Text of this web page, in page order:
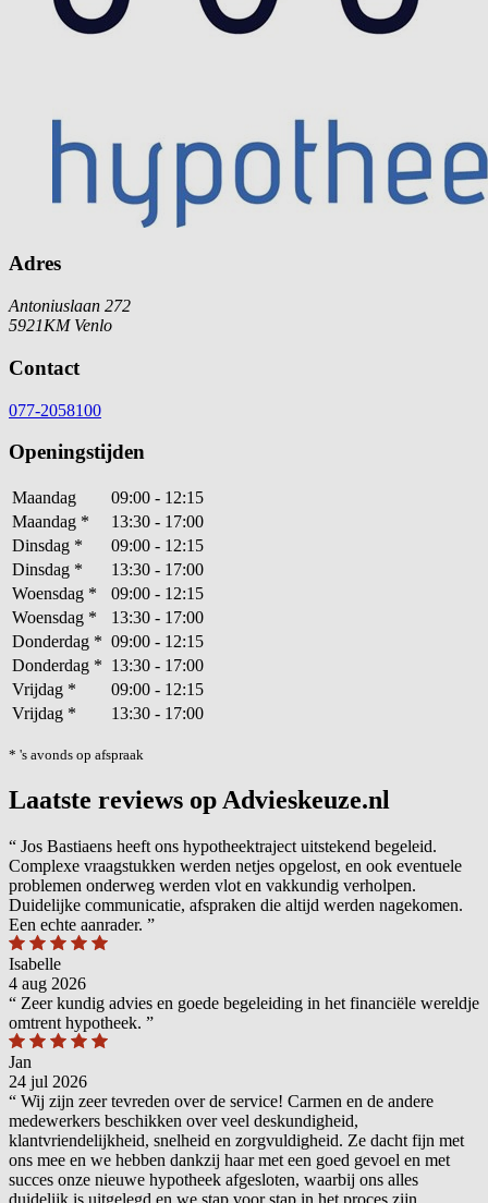
Adres
Antoniuslaan 272
5921KM Venlo
Contact
077-2058100
Openingstijden
Maandag
09:00 - 12:15
Maandag *
13:30 - 17:00
Dinsdag *
09:00 - 12:15
Dinsdag *
13:30 - 17:00
Woensdag *
09:00 - 12:15
Woensdag *
13:30 - 17:00
Donderdag * 09:00 - 12:15
Donderdag * 13:30 - 17:00
Vrijdag *
09:00 - 12:15
Vrijdag * 13:30 - 17:00
* 's avonds op afspraak
Laatste reviews op Advieskeuze.nl
“ Jos Bastiaens heeft ons hypotheektraject uitstekend begeleid.
Complexe vraagstukken werden netjes opgelost, en ook eventuele
problemen onderweg werden vlot en vakkundig verholpen.
Duidelijke communicatie, afspraken die altijd werden nagekomen.
Een echte aanrader. ”
Isabelle
4 aug 2026
“ Zeer kundig advies en goede begeleiding in het financiële wereldje
omtrent hypotheek. ”
Jan
24 jul 2026
“ Wij zijn zeer tevreden over de service! Carmen en de andere
medewerkers beschikken over veel deskundigheid,
klantvriendelijkheid, snelheid en zorgvuldigheid. Ze dacht fijn met
ons mee en we hebben dankzij haar met een goed gevoel en met
succes onze nieuwe hypotheek afgesloten, waarbij ons alles
duidelijk is uitgelegd en we stap voor stap in het proces zijn